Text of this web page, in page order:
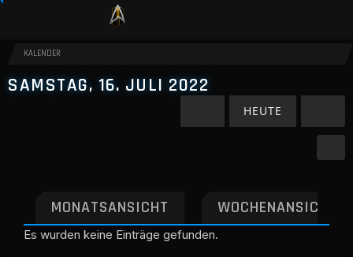
KALENDER
SAMSTAG, 16. JULI 2022
HEUTE
MONATSANSICHT WOCHENANSICHT
Es wurden keine Einträge gefunden.